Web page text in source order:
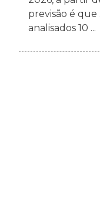
previsão é que
analisados 10 ...